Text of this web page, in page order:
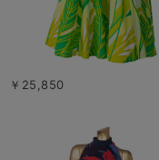
￥25,850